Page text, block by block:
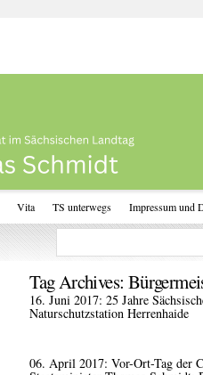
Vita TS unterwegs Impressum und
Tag Archives:
16. Juni 2017: 25 Jahre
Naturschutzstation Herrenhaide
06. April 2017: Vor-Ort-Tag der